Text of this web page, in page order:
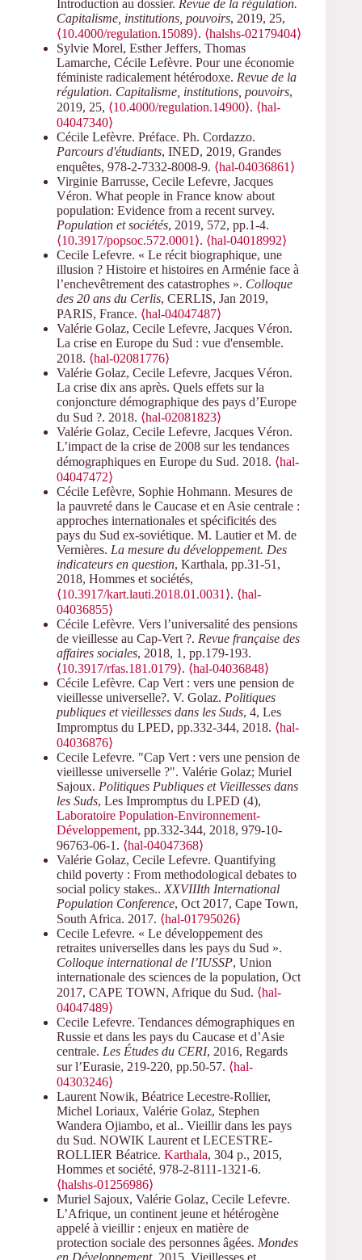
Introduction au dossier. Revue de la régulation.
Capitalisme, institutions, pouvoirs, 2019, 25,
⟨10.4000/regulation.15089⟩. ⟨halshs-02179404⟩
Sylvie Morel, Esther Jeffers, Thomas
Lamarche, Cécile Lefèvre. Pour une économie
féministe radicalement hétérodoxe. Revue de la
régulation. Capitalisme, institutions, pouvoirs,
2019, 25, ⟨10.4000/regulation.14900⟩. ⟨hal-
04047340⟩
Cécile Lefèvre. Préface. Ph. Cordazzo.
Parcours d'étudiants, INED, 2019, Grandes
enquêtes, 978-2-7332-8008-9. ⟨hal-04036861⟩
Virginie Barrusse, Cecile Lefevre, Jacques
Véron. What people in France know about
population: Evidence from a recent survey.
Population et sociétés, 2019, 572, pp.1-4.
⟨10.3917/popsoc.572.0001⟩. ⟨hal-04018992⟩
Cecile Lefevre. « Le récit biographique, une
illusion ? Histoire et histoires en Arménie face à
l’enchevêtrement des catastrophes ». Colloque
des 20 ans du Cerlis, CERLIS, Jan 2019,
PARIS, France. ⟨hal-04047487⟩
Valérie Golaz, Cecile Lefevre, Jacques Véron.
La crise en Europe du Sud : vue d'ensemble.
2018. ⟨hal-02081776⟩
Valérie Golaz, Cecile Lefevre, Jacques Véron.
La crise dix ans après. Quels effets sur la
conjoncture démographique des pays d’Europe
du Sud ?. 2018. ⟨hal-02081823⟩
Valérie Golaz, Cecile Lefevre, Jacques Véron.
L’impact de la crise de 2008 sur les tendances
démographiques en Europe du Sud. 2018. ⟨hal-
04047472⟩
Cécile Lefèvre, Sophie Hohmann. Mesures de
la pauvreté dans le Caucase et en Asie centrale :
approches internationales et spécificités des
pays du Sud ex-soviétique. M. Lautier et M. de
Vernières. La mesure du développement. Des
indicateurs en question, Karthala, pp.31-51,
2018, Hommes et sociétés,
⟨10.3917/kart.lauti.2018.01.0031⟩. ⟨hal-
04036855⟩
Cécile Lefèvre. Vers l’universalité des pensions
de vieillesse au Cap-Vert ?. Revue française des
affaires sociales, 2018, 1, pp.179-193.
⟨10.3917/rfas.181.0179⟩. ⟨hal-04036848⟩
Cécile Lefèvre. Cap Vert : vers une pension de
vieillesse universelle?. V. Golaz. Politiques
publiques et vieillesses dans les Suds, 4, Les
Impromptus du LPED, pp.332-344, 2018. ⟨hal-
04036876⟩
Cecile Lefevre. "Cap Vert : vers une pension de
vieillesse universelle ?". Valérie Golaz; Muriel
Sajoux. Politiques Publiques et Vieillesses dans
les Suds, Les Impromptus du LPED (4),
Laboratoire Population-Environnement-
Développement, pp.332-344, 2018, 979-10-
96763-06-1. ⟨hal-04047368⟩
Valérie Golaz, Cecile Lefevre. Quantifying
child poverty : From methodological debates to
social policy stakes.. XXVIIIth International
Population Conference, Oct 2017, Cape Town,
South Africa. 2017. ⟨hal-01795026⟩
Cecile Lefevre. « Le développement des
retraites universelles dans les pays du Sud ».
Colloque international de l’IUSSP, Union
internationale des sciences de la population, Oct
2017, CAPE TOWN, Afrique du Sud. ⟨hal-
04047489⟩
Cecile Lefevre. Tendances démographiques en
Russie et dans les pays du Caucase et d’Asie
centrale. Les Études du CERI, 2016, Regards
sur l’Eurasie, 219-220, pp.50-57. ⟨hal-
04303246⟩
Laurent Nowik, Béatrice Lecestre-Rollier,
Michel Loriaux, Valérie Golaz, Stephen
Wandera Ojiambo, et al.. Vieillir dans les pays
du Sud. NOWIK Laurent et LECESTRE-
ROLLIER Béatrice. Karthala, 304 p., 2015,
Hommes et société, 978-2-8111-1321-6.
⟨halshs-01256986⟩
Muriel Sajoux, Valérie Golaz, Cecile Lefevre.
L’Afrique, un continent jeune et hétérogène
appelé à vieillir : enjeux en matière de
protection sociale des personnes âgées. Mondes
en Développement, 2015, Vieillesses et